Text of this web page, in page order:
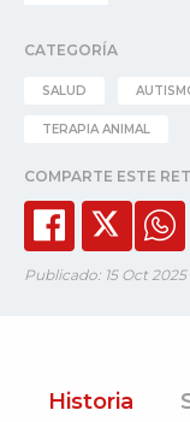
CATEGORÍA
SALUD
TERAPIA ANIMAL
COMPARTE ESTE
Publicado: 15 Oct 2025
Historia